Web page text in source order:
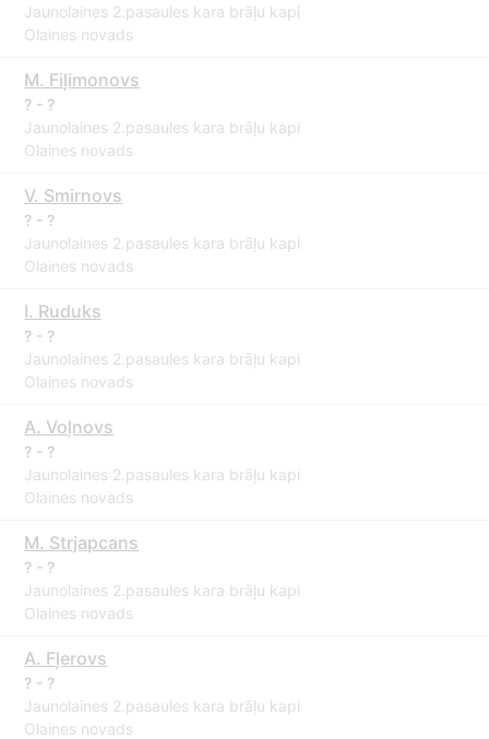
Jaunolaines 2.pasaules kara brāļu kapi
Olaines novads
M. Fiļimonovs
? - ?
Jaunolaines 2.pasaules kara brāļu kapi
Olaines novads
V. Smirnovs
? - ?
Jaunolaines 2.pasaules kara brāļu kapi
Olaines novads
I. Ruduks
? - ?
Jaunolaines 2.pasaules kara brāļu kapi
Olaines novads
A. Voļnovs
? - ?
Jaunolaines 2.pasaules kara brāļu kapi
Olaines novads
M. Strjapcans
? - ?
Jaunolaines 2.pasaules kara brāļu kapi
Olaines novads
A. Fļerovs
? - ?
Jaunolaines 2.pasaules kara brāļu kapi
Olaines novads